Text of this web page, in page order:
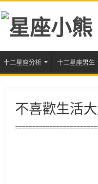
十二星座分析 十二星座男生
不喜歡生活